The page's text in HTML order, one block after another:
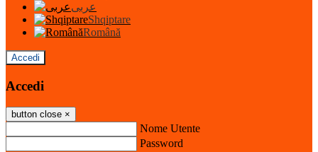
عربى
Shqiptare
Română
Accedi
Accedi
button close ×
Nome Utente
Password